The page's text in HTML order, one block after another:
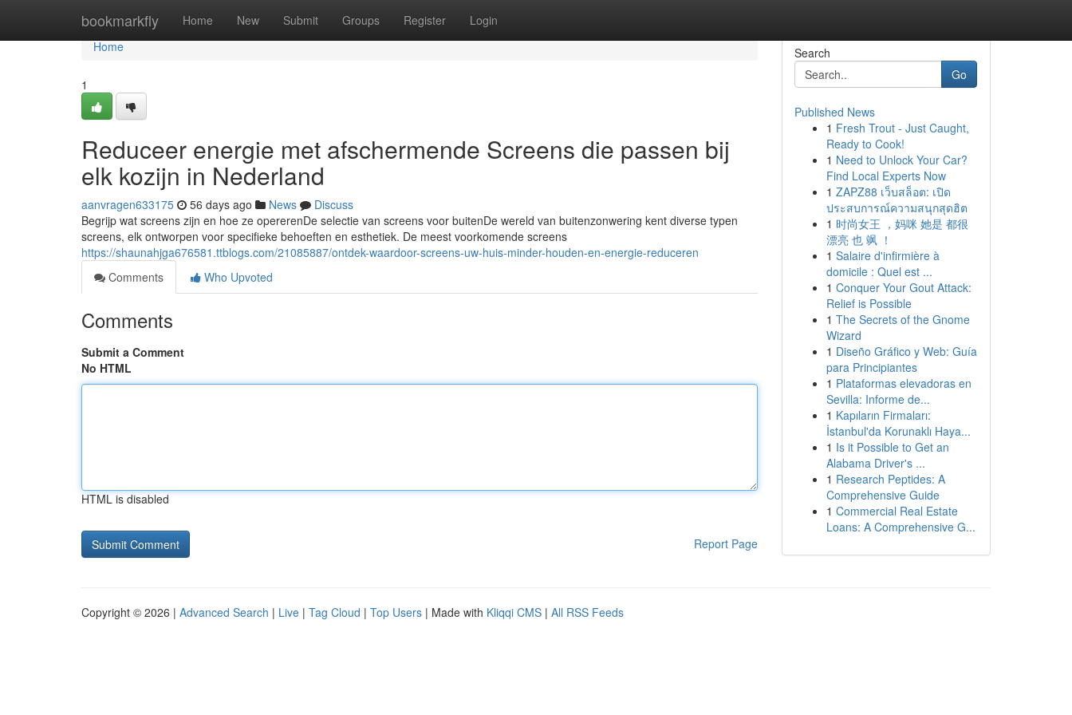
bookmarkfly Home New Submit Groups Register Login
Home
Home
1
Reduceer energie met afschermende Screens die passen bij
elk kozijn in Nederland
aanvragen633175 56 days ago News
Discuss
Begrijp wat screens zijn en hoe ze opererenDe selectie van screens voor buitenDe wereld van buitenzonwering kent diverse typen
screens, elk ontworpen voor specifieke behoeften en esthetiek. De meest voorkomende screens
https://shaunahjga676581.ttblogs.com/21085887/ontdek-waardoor-screens-uw-huis-minder-houden-en-energie-reduceren
Comments
Who Upvoted
Comments
Submit a Comment
No HTML
HTML is disabled
Report Page
Search
Go
Published News
1 Fresh Trout - Just Caught,
Ready to Cook!
1 Need to Unlock Your Car?
Find Local Experts Now
1 ZAPZ88 เว็บสล็อต: เปิด
ประสบการณ์ความสนุกสุดฮิต
1 时尚女王 ，妈咪 她是 都很
漂亮 也 飒 ！
1 Salaire d'infirmière à
domicile : Quel est ...
1 Conquer Your Gout Attack:
Relief is Possible
1 The Secrets of the Gnome
Wizard
1 Diseño Gráfico y Web: Guía
para Principiantes
1 Plataformas elevadoras en
Sevilla: Informe de...
1 Kapıların Firmaları:
İstanbul'da Korunaklı Haya...
1 Is it Possible to Get an
Alabama Driver's ...
1 Research Peptides: A
Comprehensive Guide
1 Commercial Real Estate
Loans: A Comprehensive G...
Copyright © 2026 | Advanced Search | Live | Tag Cloud | Top Users | Made with Kliqqi CMS | All RSS Feeds